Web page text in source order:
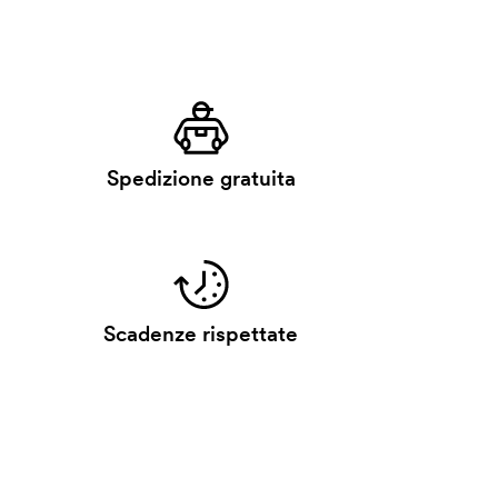
Spedizione gratuita
Scadenze rispettate